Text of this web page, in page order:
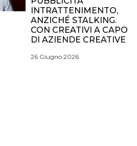
INTRATTENIMENTO,
ANZICHÉ STALKING.
CON CREATIVI A CAPO
DI AZIENDE CREATIVE
26 Giugno 2026